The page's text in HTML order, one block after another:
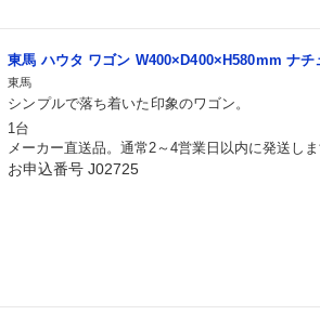
東馬 ハウタ ワゴン W400×D400×H580mm ナチ
東馬
シンプルで落ち着いた印象のワゴン。
1台
メーカー直送品。通常2～4営業日以内に発送し
お申込番号 J02725